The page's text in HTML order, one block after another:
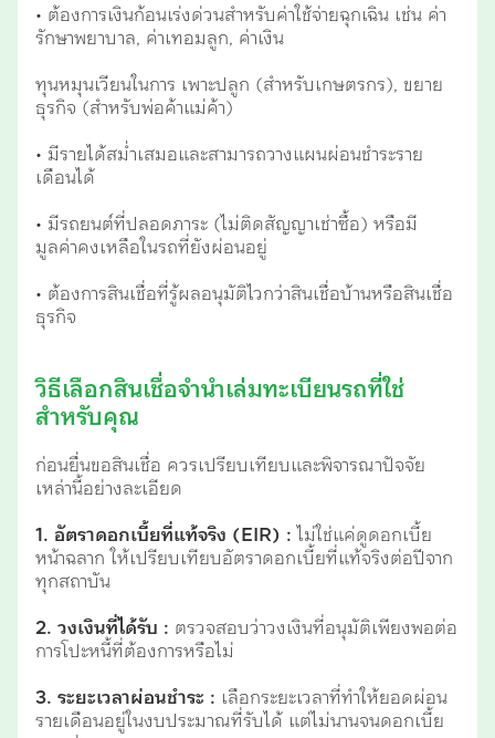
• ต้องการเงินก้อนเร่งด่วนสำหรับค่าใช้จ่ายฉุกเฉิน เช่น ค่า
รักษาพยาบาล, ค่าเทอมลูก, ค่าเงิน
ทุนหมุนเวียนในการ เพาะปลูก (สำหรับเกษตรกร), ขยาย
ธุรกิจ (สำหรับพ่อค้าแม่ค้า)
• มีรายได้สม่ำเสมอและสามารถวางแผนผ่อนชำระราย
เดือนได้
• มีรถยนต์ที่ปลอดภาระ (ไม่ติดสัญญาเช่าซื้อ) หรือมี
มูลค่าคงเหลือในรถที่ยังผ่อนอยู่
• ต้องการสินเชื่อที่รู้ผลอนุมัติไวกว่าสินเชื่อบ้านหรือสินเชื่อ
ธุรกิจ
วิธีเลือกสินเชื่อจำนำเล่มทะเบียนรถที่ใช่
สำหรับคุณ
ก่อนยื่นขอสินเชื่อ ควรเปรียบเทียบและพิจารณาปัจจัย
เหล่านี้อย่างละเอียด
1. อัตราดอกเบี้ยที่แท้จริง (EIR) : ไม่ใช่แค่ดูดอกเบี้ย
หน้าฉลาก ให้เปรียบเทียบอัตราดอกเบี้ยที่แท้จริงต่อปีจาก
ทุกสถาบัน
2. วงเงินที่ได้รับ : ตรวจสอบว่าวงเงินที่อนุมัติเพียงพอต่อ
การโปะหนี้ที่ต้องการหรือไม่
3. ระยะเวลาผ่อนชำระ : เลือกระยะเวลาที่ทำให้ยอดผ่อน
รายเดือนอยู่ในงบประมาณที่รับได้ แต่ไม่นานจนดอกเบี้ย